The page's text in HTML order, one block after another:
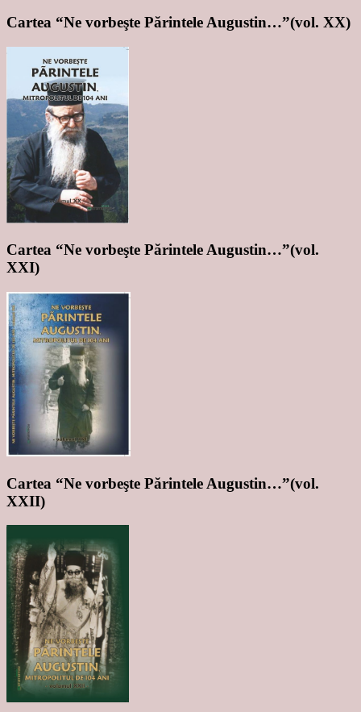
Cartea “Ne vorbeşte Părintele Augustin…”(vol. XX)
Cartea “Ne vorbeşte Părintele Augustin…”(vol.
XXI)
Cartea “Ne vorbeşte Părintele Augustin…”(vol.
XXII)